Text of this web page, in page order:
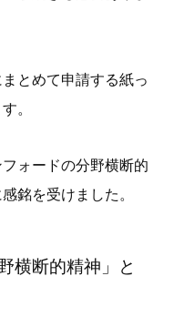
とめて申請する紙っ
。
ォードの分野横断的
銘を受けました。
横断的精神」と